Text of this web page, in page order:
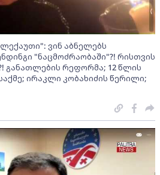
ვინ აბნელებს
"ნაცმოძრაობაში"?! რისთვის
განათლების რეფორმა; 12 წლის
ირაკლი კობახიძის წერილი;